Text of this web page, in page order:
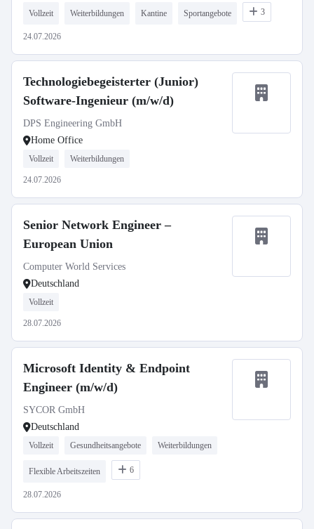
Vollzeit Weiterbildungen Kantine Sportangebote 3
24.07.2026
Technologiebegeisterter (Junior)
Software-Ingenieur (m/w/d)
DPS Engineering GmbH
Home Office
Vollzeit Weiterbildungen
24.07.2026
Senior Network Engineer –
European Union
Computer World Services
Deutschland
Vollzeit
28.07.2026
Microsoft Identity & Endpoint
Engineer (m/w/d)
SYCOR GmbH
Deutschland
Vollzeit Gesundheitsangebote Weiterbildungen
Flexible Arbeitszeiten 6
28.07.2026